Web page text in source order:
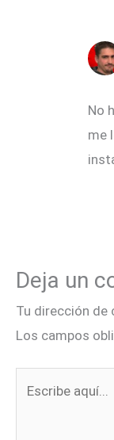
No
me
Deja un
Tu dirección de
Los campos